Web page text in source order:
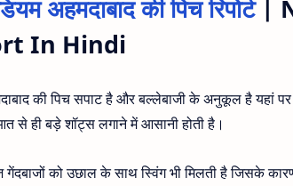
अहमदाबाद की पिच रिपोर्ट|
In Hindi
की पिच सपाट है और बल्लेबाजी के अनुकूल है यहां
से ही बड़े शॉट्स लगाने में आसानी होती है।
को उछाल के साथ स्विंग भी मिलती है जिसके